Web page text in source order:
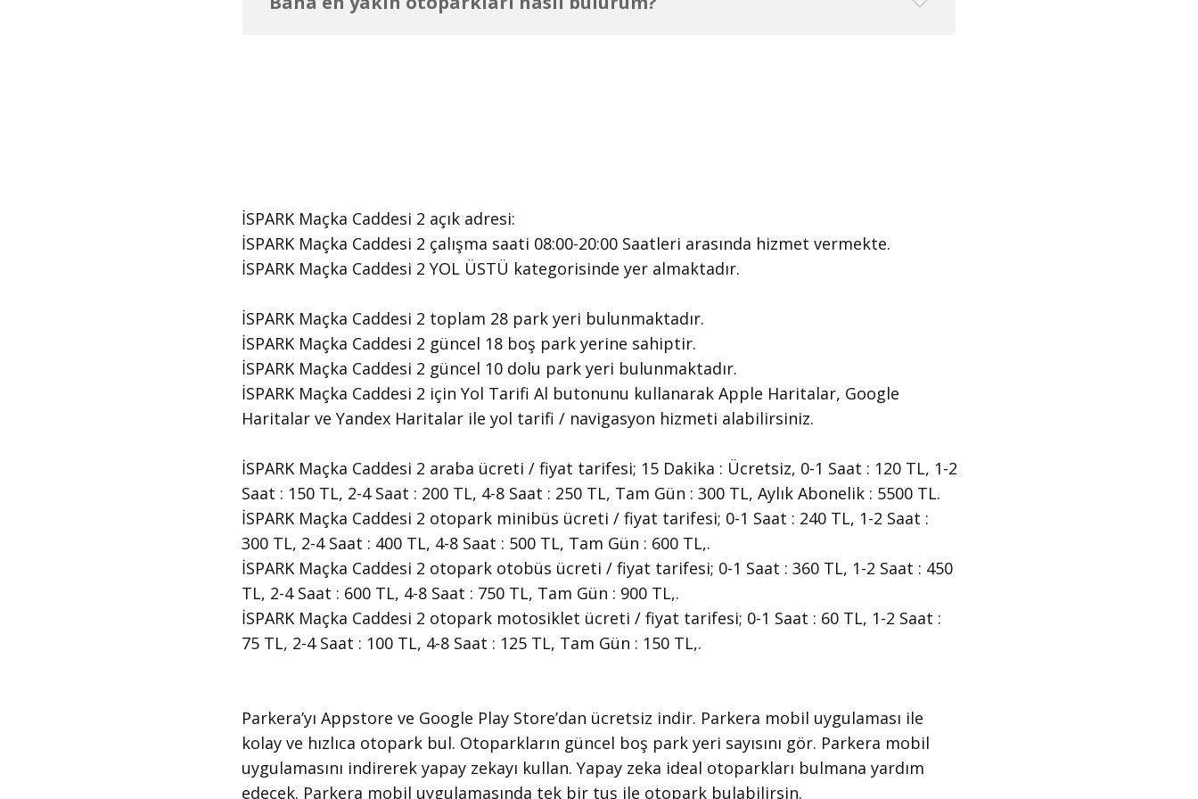
İSPARK Maçka Caddesi 2 ​açık adresi:
İSPARK Maçka Caddesi 2 ​çalışma saati 08:00-20:00 Saatleri arasında ​hizmet vermekte.
​İSPARK Maçka Caddesi 2 YOL ÜSTÜ kategorisinde yer almaktadır.
İSPARK Maçka Caddesi 2 toplam 28 park yeri bulunmaktadır.
İSPARK Maçka Caddesi 2 güncel 18 boş park yerine sahiptir.
İSPARK Maçka Caddesi 2 güncel 10 dolu park yeri bulunmaktadır.
İSPARK Maçka Caddesi 2 için Yol Tarifi Al butonunu kullanarak Apple Haritalar, Google
Haritalar ve Yandex Haritalar ile yol tarifi / navigasyon hizmeti alabilirsiniz.
İSPARK Maçka Caddesi 2 araba ücreti / fiyat tarifesi; 15 Dakika : Ücretsiz, 0-1 Saat : 120 TL, 1-2
Saat : 150 TL, 2-4 Saat : 200 TL, 4-8 Saat : 250 TL, Tam Gün : 300 TL, Aylık Abonelik : 5500 TL.
İSPARK Maçka Caddesi 2 otopark minibüs ücreti / fiyat tarifesi; 0-1 Saat : 240 TL, 1-2 Saat :
300 TL, 2-4 Saat : 400 TL, 4-8 Saat : 500 TL, Tam Gün : 600 TL,.
İSPARK Maçka Caddesi 2 otopark otobüs ücreti / fiyat tarifesi; 0-1 Saat : 360 TL, 1-2 Saat : 450
TL, 2-4 Saat : 600 TL, 4-8 Saat : 750 TL, Tam Gün : 900 TL,.
İSPARK Maçka Caddesi 2 otopark motosiklet ücreti / fiyat tarifesi; 0-1 Saat : 60 TL, 1-2 Saat :
75 TL, 2-4 Saat : 100 TL, 4-8 Saat : 125 TL, Tam Gün : 150 TL,.
​Parkera’yı Appstore ve Google Play Store’dan ücretsiz indir. Parkera mobil uygulaması ile
kolay ve hızlıca otopark bul. Otoparkların güncel boş park yeri sayısını gör. Parkera mobil
uygulamasını indirerek yapay zekayı kullan. Yapay zeka ideal otoparkları bulmana yardım
edecek. Parkera mobil uygulamasında tek bir tuş ile otopark bulabilirsin.